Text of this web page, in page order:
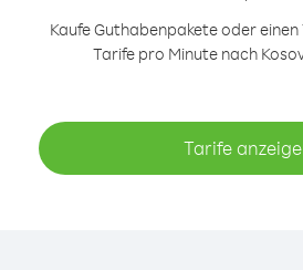
Kaufe Guthabenpakete oder
Tarife pro Minute nach
Tarife